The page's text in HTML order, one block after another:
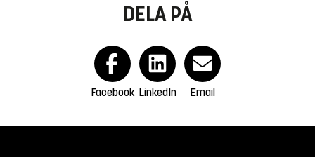
DELA PÅ
Facebook LinkedIn Email